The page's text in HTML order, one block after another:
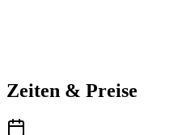
Zeiten & Preise